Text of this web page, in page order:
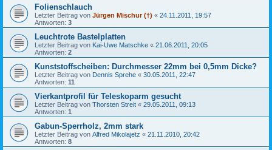
Folienschlauch
Letzter Beitrag von Jürgen Mischur (†) « 24.11.2011, 19:57
Antworten: 3
Leuchtrote Bastelplatten
Letzter Beitrag von Kai-Uwe Matschke « 21.06.2011, 20:05
Antworten: 2
Kunststoffscheiben: Durchmesser 22mm bei 0,5mm Dicke?
Letzter Beitrag von Dennis Sprehe « 30.05.2011, 22:47
Antworten: 11
Vierkantprofil für Teleskoparm gesucht
Letzter Beitrag von Thorsten Streit « 29.05.2011, 09:13
Antworten: 1
Gabun-Sperrholz, 2mm stark
Letzter Beitrag von Alfred Mikolajetz « 21.11.2010, 20:42
Antworten: 8